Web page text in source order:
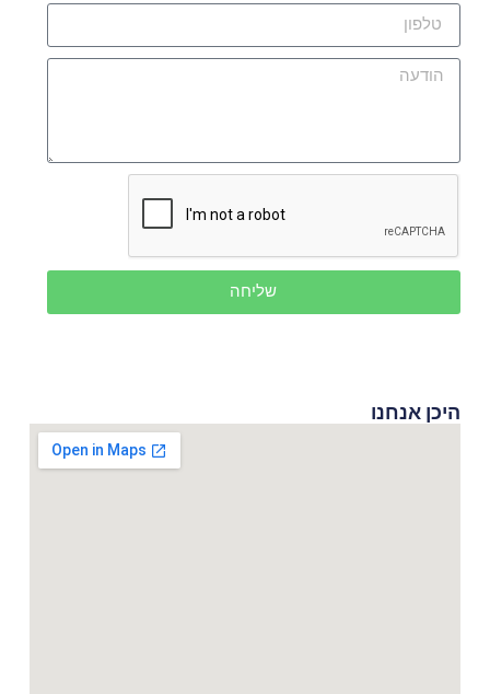
שליחה
היכן אנחנו